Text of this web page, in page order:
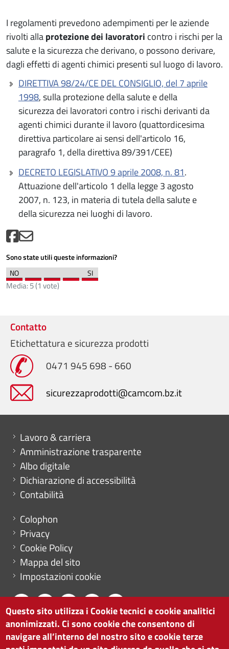
I regolamenti prevedono adempimenti per le aziende
rivolti allaprotezione dei lavoratori contro i rischi per la
salute e la sicurezza che derivano, o possono derivare,
dagli effetti di agenti chimici presenti sul luogo di lavoro.
DIRETTIVA 98/24/CE DEL CONSIGLIO, del 7 aprile
1998, sulla protezione della salute e della
sicurezza dei lavoratori contro i rischi derivanti da
agenti chimici durante il lavoro (quattordicesima
direttiva particolare ai sensi dell'articolo 16,
paragrafo 1, della direttiva 89/391/CEE)
DECRETO LEGISLATIVO 9 aprile 2008, n. 81.
Attuazione dell'articolo 1 della legge 3 agosto
2007, n. 123, in materia di tutela della salute e
della sicurezza nei luoghi di lavoro.
Sono state utili queste informazioni?
Media:5(1 vote)
Contatto
Etichettatura e sicurezza prodotti
0471 945 698 - 660
sicurezzaprodotti@camcom.bz.it
Mini menu di servizio
Lavoro & carriera
Amministrazione trasparente
Albo digitale
Dichiarazione di accessibilità
Contabilità
Menu footer
Colophon
Privacy
Cookie Policy
Mappa del sito
Impostazioni cookie
CAMERA DI COMMERCIO DI BOLZANO
via Alto Adige 60 | I-39100 Bolzano
Questo sito utilizza i Cookie tecnici e cookie analitici
anonimizzati. Ci sono cookie che consentono di
navigare all’interno del nostro sito e cookie terze